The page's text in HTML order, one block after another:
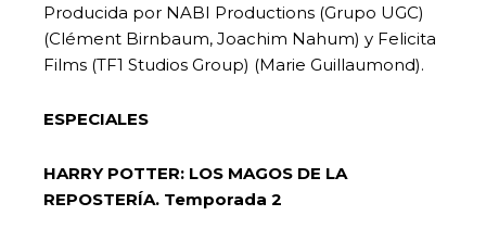
Producida por NABI Productions (Grupo UGC)
(Clément Birnbaum, Joachim Nahum) y Felicita
Films (TF1 Studios Group) (Marie Guillaumond).
ESPECIALES
HARRY POTTER: LOS MAGOS DE LA
REPOSTERÍA. Temporada 2